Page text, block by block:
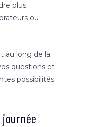
plus
ou
au long de la
questions et
possibilités